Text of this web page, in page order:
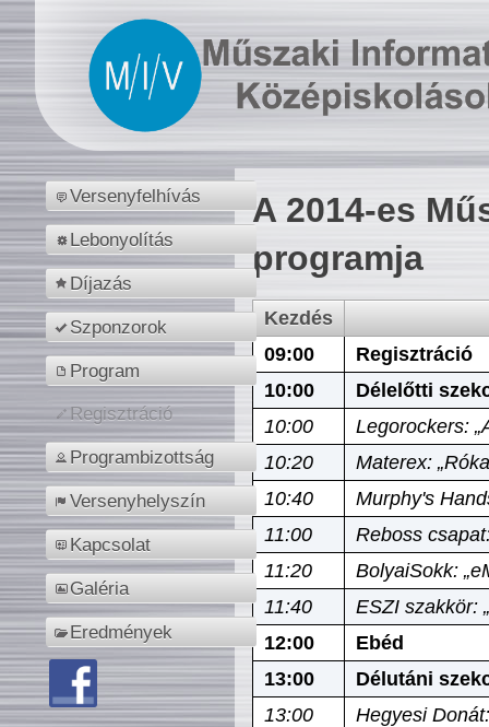
Versenyfelhívás
Lebonyolítás
Díjazás
Szponzorok
Program
Regisztráció
Programbizottság
Versenyhelyszín
Kapcsolat
Galéria
Eredmények
A 2014-es
programja
Kezdés
09:00
Regisztráció
10:00
Délelőtti
10:00
Legorockers:
10:20
Materex:
10:40
Murphy's
11:00
Reboss
11:20
BolyaiSokk:
11:40
ESZI szakkör:
12:00
Ebéd
13:00
Délutáni
13:00
Hegyesi